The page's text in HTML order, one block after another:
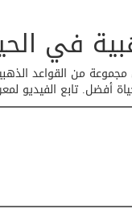
في
من القواعد
أفضل. تابع الفيديو